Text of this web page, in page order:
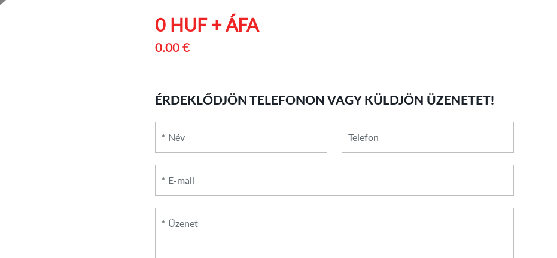
0 HUF + ÁFA
0.00 €
ÉRDEKLŐDJÖN TELEFONON VAGY KÜLDJÖN ÜZENETET!
Név
mail
Üzenet